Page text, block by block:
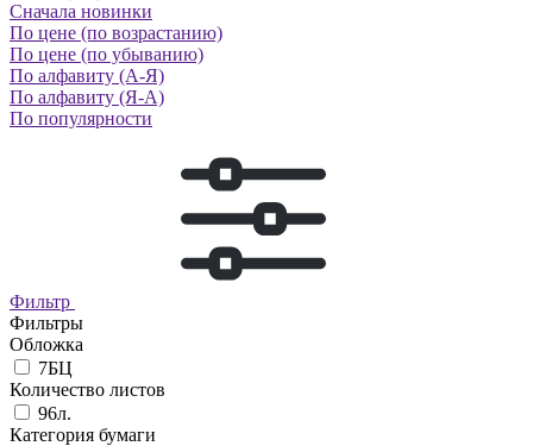
Сначала новинки
По цене (по возрастанию)
По цене (по убыванию)
По алфавиту (А-Я)
По алфавиту (Я-А)
По популярности
Фильтр
Фильтры
Обложка
7БЦ
Количество листов
96л.
Категория бумаги